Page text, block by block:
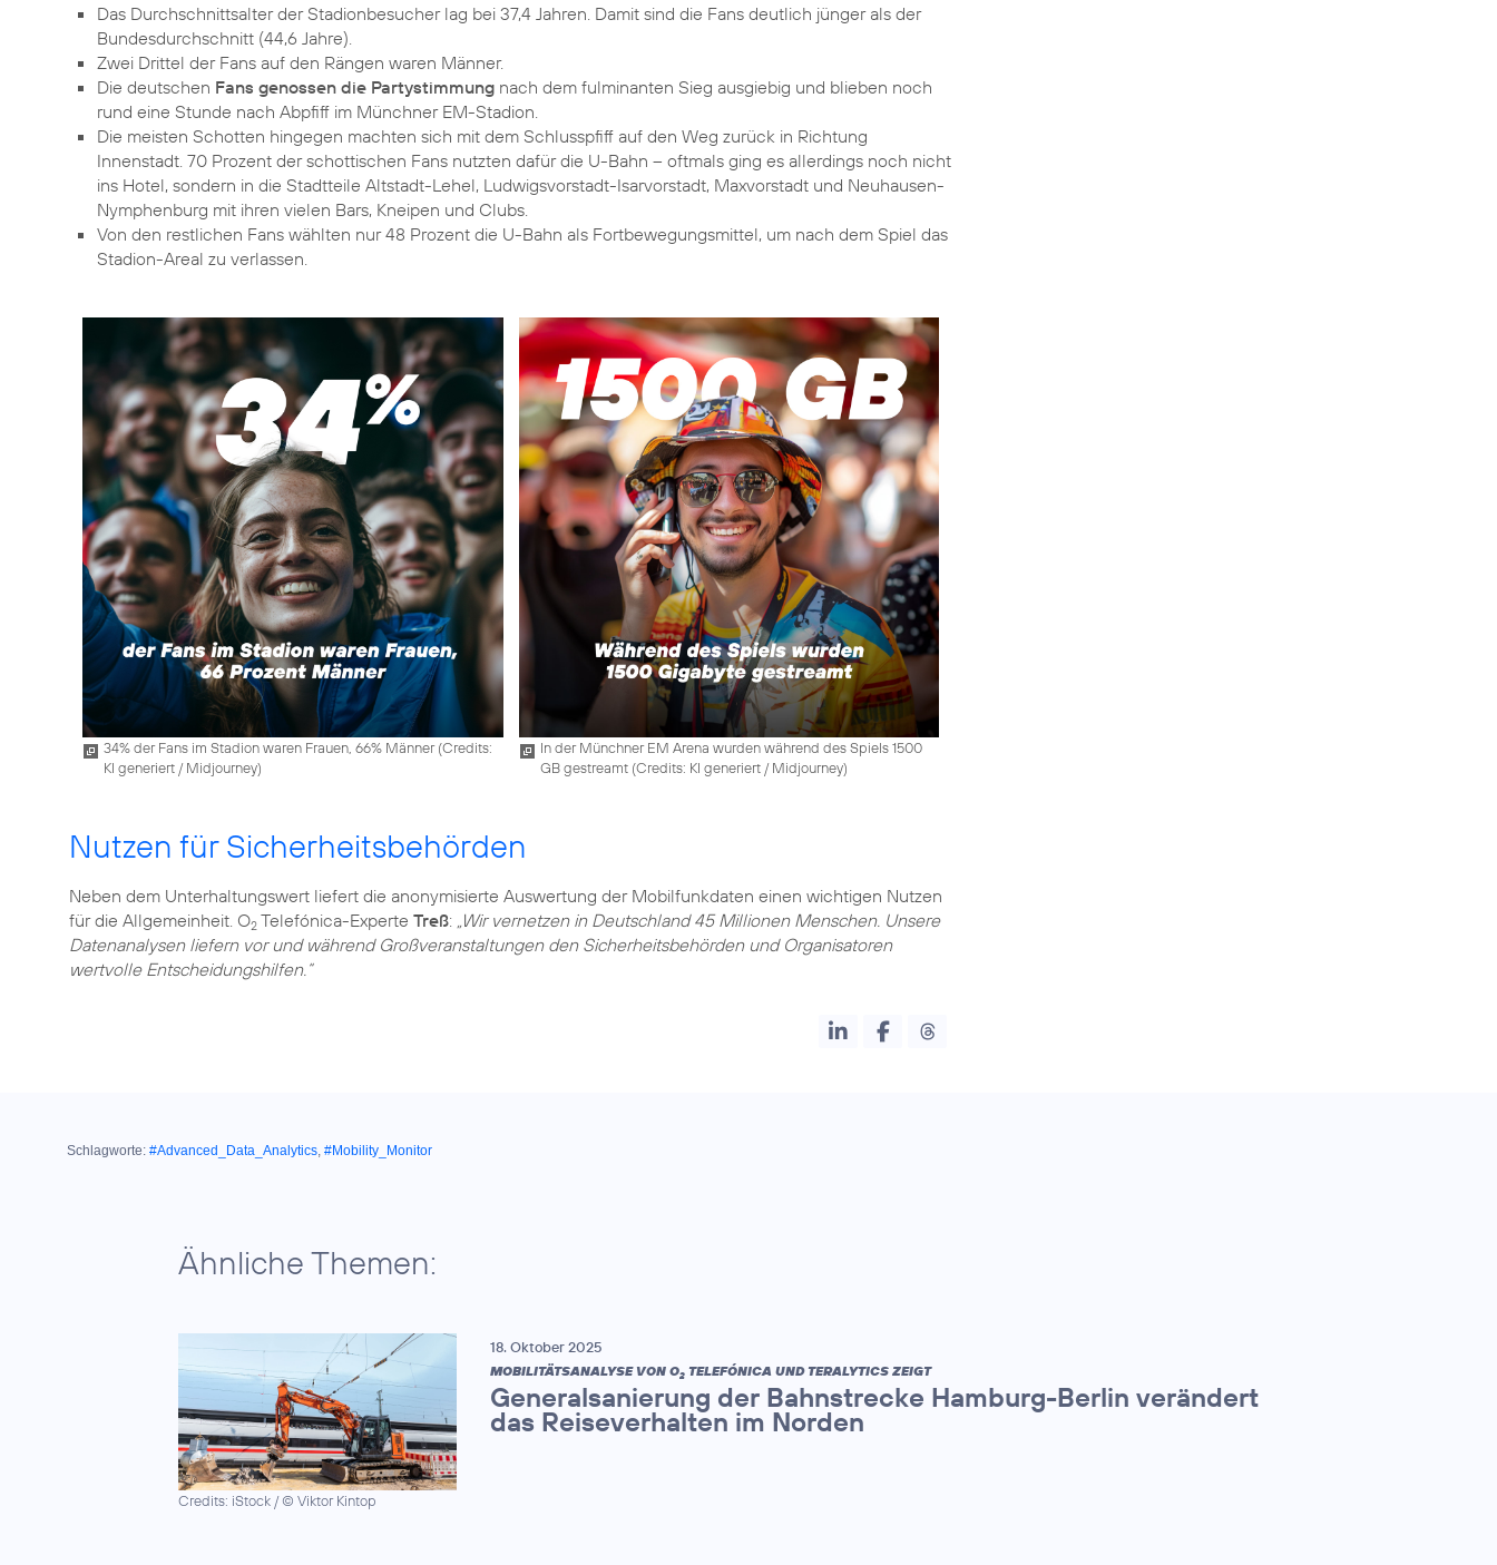
Das Durchschnittsalter der Stadionbesucher lag bei 37,4 Jahren. Damit sind die Fans deutlich jünger als der
Bundesdurchschnitt (44,6 Jahre).
Zwei Drittel der Fans auf den Rängen waren Männer.
Die deutschen Fans genossen die Partystimmung nach dem fulminanten Sieg ausgiebig und blieben noch
rund eine Stunde nach Abpfiff im Münchner EM-Stadion.
Die meisten Schotten hingegen machten sich mit dem Schlusspfiff auf den Weg zurück in Richtung
Innenstadt. 70 Prozent der schottischen Fans nutzten dafür die U-Bahn – oftmals ging es allerdings noch nicht
ins Hotel, sondern in die Stadtteile Altstadt-Lehel, Ludwigsvorstadt-Isarvorstadt, Maxvorstadt und Neuhausen-
Nymphenburg mit ihren vielen Bars, Kneipen und Clubs.
Von den restlichen Fans wählten nur 48 Prozent die U-Bahn als Fortbewegungsmittel, um nach dem Spiel das
Stadion-Areal zu verlassen.
34% der Fans im Stadion waren Frauen, 66% Männer (Credits:
KI generiert / Midjourney)
In der Münchner EM Arena wurden während des Spiels 1500
GB gestreamt (Credits: KI generiert / Midjourney)
Nutzen für Sicherheitsbehörden
Neben dem Unterhaltungswert liefert die anonymisierte Auswertung der Mobilfunkdaten einen wichtigen Nutzen
für die Allgemeinheit. O2 Telefónica-Experte Treß: „Wir vernetzen in Deutschland 45 Millionen Menschen. Unsere
Datenanalysen liefern vor und während Großveranstaltungen den Sicherheitsbehörden und Organisatoren
wertvolle Entscheidungshilfen.“
Schlagworte: #Advanced_Data_Analytics, #Mobility_Monitor
Ähnliche Themen:
Credits: iStock / © Viktor Kintop
18. Oktober 2025
MOBILITÄTSANALYSE VON O2 TELEFÓNICA UND TERALYTICS ZEIGT
Generalsanierung der Bahnstrecke Hamburg-Berlin verändert
das Reiseverhalten im Norden